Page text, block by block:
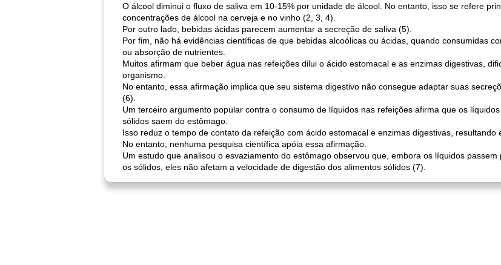
O álcool diminui o fluxo de saliva em 10-15% por unidade de álcool. No entanto, isso se refere
concentrações de álcool na cerveja e no vinho (2, 3, 4).
Por outro lado, bebidas ácidas parecem aumentar a secreção de saliva (5).
Por fim, não há evidências científicas de que bebidas alcoólicas ou ácidas, quando consumidas
ou absorção de nutrientes.
Muitos afirmam que beber água nas refeições dilui o ácido estomacal e as enzimas digestivas,
organismo.
No entanto, essa afirmação implica que seu sistema digestivo não consegue adaptar suas
(6).
Um terceiro argumento popular contra o consumo de líquidos nas refeições afirma que os
sólidos saem do estômago.
Isso reduz o tempo de contato da refeição com ácido estomacal e enzimas digestivas, resultando
No entanto, nenhuma pesquisa científica apóia essa afirmação.
Um estudo que analisou o esvaziamento do estômago observou que, embora os líquidos
os sólidos, eles não afetam a velocidade de digestão dos alimentos sólidos (7).